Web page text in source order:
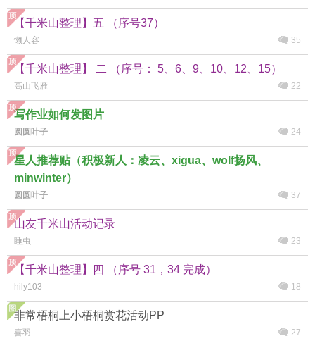
【千米山整理】五 （序号37）
懒人容 35
【千米山整理】 二 （序号： 5、6、9、10、12、15）
高山飞雁 22
写作业如何发图片
圆圆叶子 24
星人推荐贴（积极新人：凌云、xigua、wolf扬风、
minwinter）
圆圆叶子 37
山友千米山活动记录
睡虫 23
【千米山整理】四 （序号 31，34 完成）
hily103 18
非常梧桐上小梧桐赏花活动PP
喜羽 27